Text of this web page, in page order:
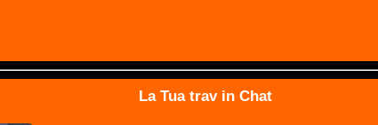
La Tua trav in Chat